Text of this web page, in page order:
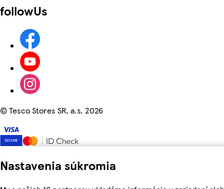
Nastavenia súkromia
followUs
©Tesco Stores SR, a.s. 2026